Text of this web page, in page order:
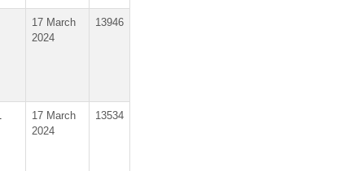
17 March
2024
13946
17 March
2024
13534